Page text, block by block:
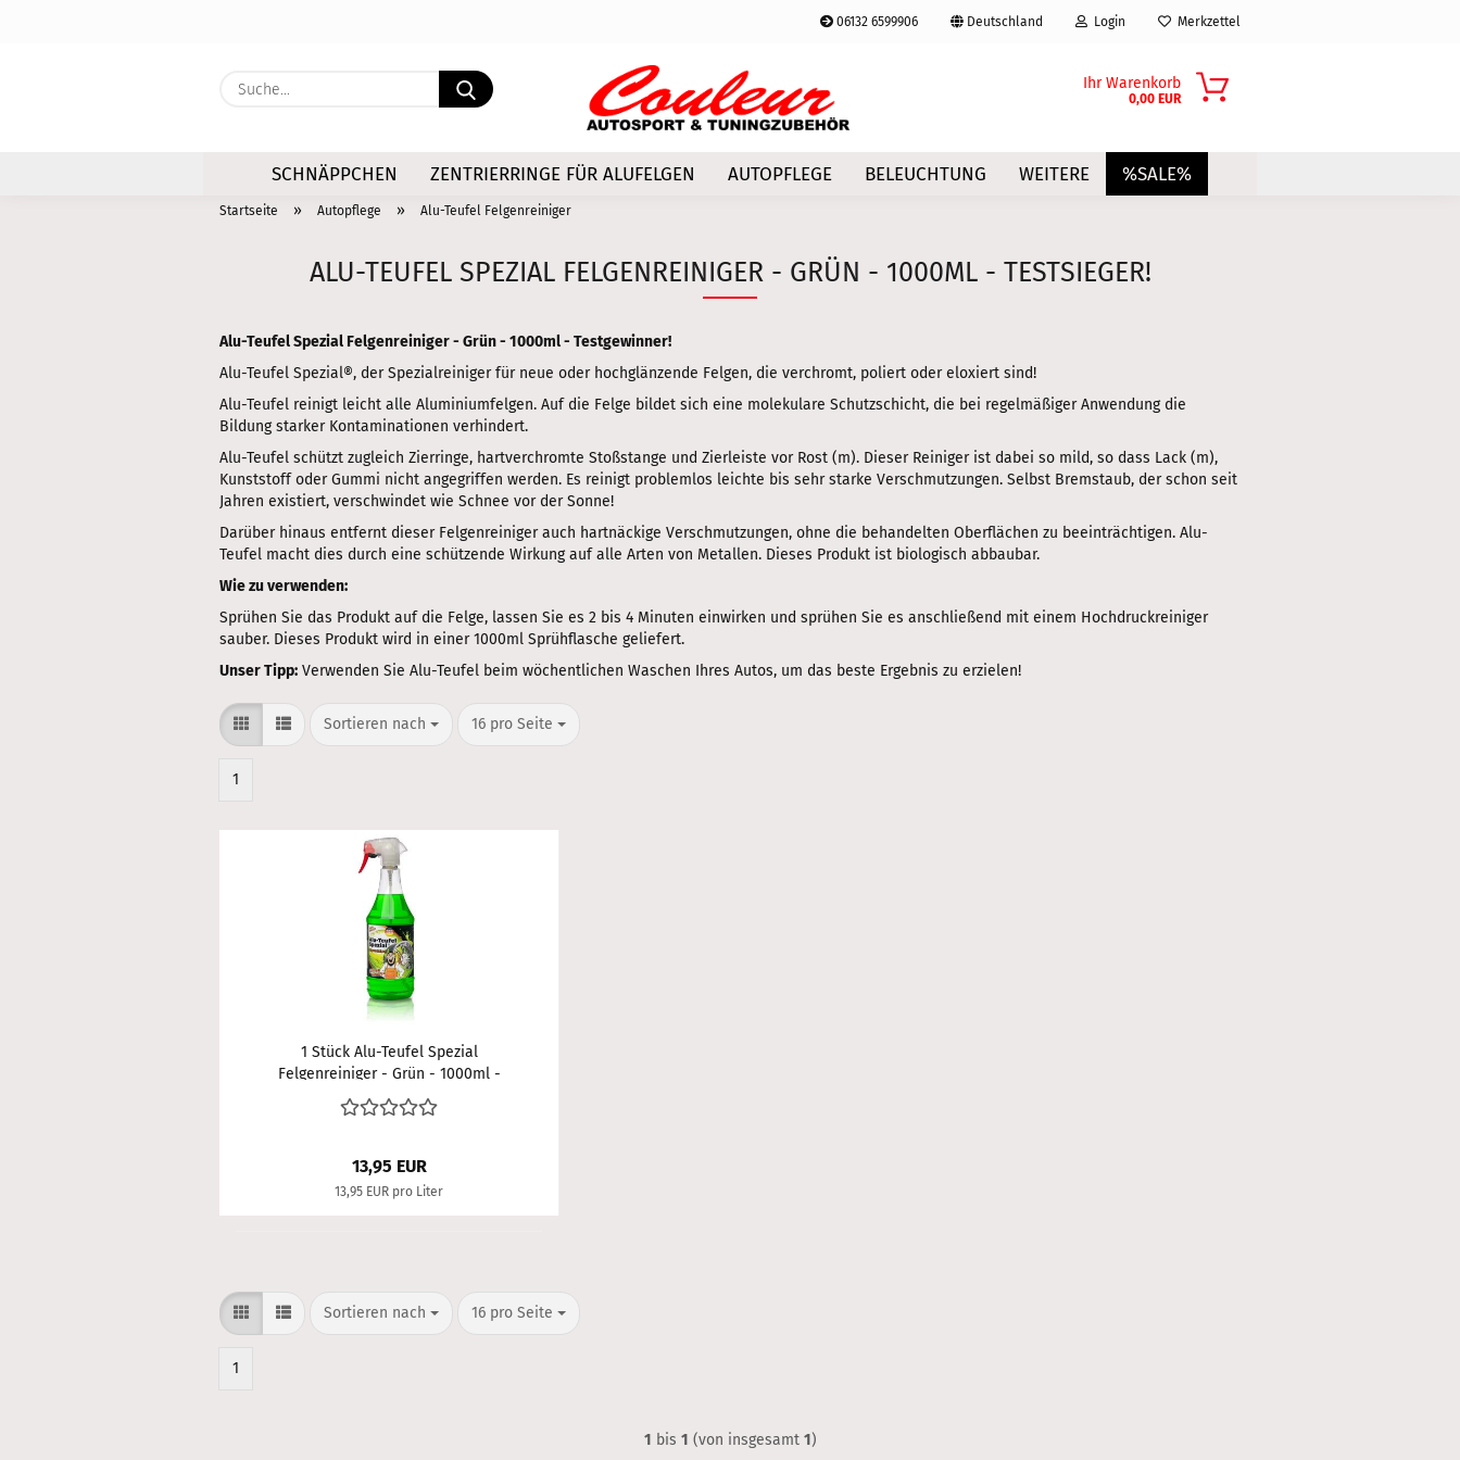
06132 6599906 Deutschland
Lieferland
Login
Passwort vergessen?
Merkzettel
Suche... Ihr Warenkorb
0,00 EUR
SCHNÄPPCHEN ZENTRIERRINGE FÜR ALUFELGEN AUTOPFLEGE BELEUCHTUNG %SALE%
WEITERE
Startseite » Autopflege » Alu-Teufel Felgenreiniger
ALU-TEUFEL SPEZIAL FELGENREINIGER - GRÜN - 1000ML - TESTSIEGER!
Alu-Teufel Spezial Felgenreiniger - Grün - 1000ml - Testgewinner!
Alu-Teufel Spezial®, der Spezialreiniger für neue oder hochglänzende Felgen, die verchromt, poliert oder eloxiert sind!
Alu-Teufel reinigt leicht alle Aluminiumfelgen. Auf die Felge bildet sich eine molekulare Schutzschicht, die bei regelmäßiger Anwendung die
Bildung starker Kontaminationen verhindert.
Alu-Teufel schützt zugleich Zierringe, hartverchromte Stoßstange und Zierleiste vor Rost (m). Dieser Reiniger ist dabei so mild, so dass Lack (m),
Kunststoff oder Gummi nicht angegriffen werden. Es reinigt problemlos leichte bis sehr starke Verschmutzungen. Selbst Bremstaub, der schon seit
Jahren existiert, verschwindet wie Schnee vor der Sonne!
Darüber hinaus entfernt dieser Felgenreiniger auch hartnäckige Verschmutzungen, ohne die behandelten Oberflächen zu beeinträchtigen. Alu-
Teufel macht dies durch eine schützende Wirkung auf alle Arten von Metallen. Dieses Produkt ist biologisch abbaubar.
Wie zu verwenden:
Sprühen Sie das Produkt auf die Felge, lassen Sie es 2 bis 4 Minuten einwirken und sprühen Sie es anschließend mit einem Hochdruckreiniger
sauber. Dieses Produkt wird in einer 1000ml Sprühflasche geliefert.
Unser Tipp: Verwenden Sie Alu-Teufel beim wöchentlichen Waschen Ihres Autos, um das beste Ergebnis zu erzielen!
Sortieren nach
Sortieren nach 16 pro Seite
pro Seite
1
1 Stück Alu-Teufel Spezial
Felgenreiniger - Grün - 1000ml -
Testsieger!
13,95 EUR
13,95 EUR pro Liter
Sortieren nach
Sortieren nach 16 pro Seite
pro Seite
1
1 bis 1 (von insgesamt 1)